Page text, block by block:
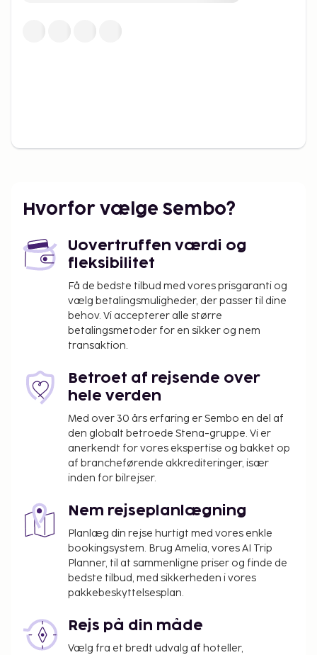
Hvorfor vælge Sembo?
Uovertruffen værdi og
fleksibilitet
Få de bedste tilbud med vores prisgaranti og
vælg betalingsmuligheder, der passer til dine
behov. Vi accepterer alle større
betalingsmetoder for en sikker og nem
transaktion.
Betroet af rejsende over
hele verden
Med over 30 års erfaring er Sembo en del af
den globalt betroede Stena-gruppe. Vi er
anerkendt for vores ekspertise og bakket op
af brancheførende akkrediteringer, især
inden for bilrejser.
Nem rejseplanlægning
Planlæg din rejse hurtigt med vores enkle
bookingsystem. Brug Amelia, vores AI Trip
Planner, til at sammenligne priser og finde de
bedste tilbud, med sikkerheden i vores
pakkebeskyttelsesplan.
Rejs på din måde
Vælg fra et bredt udvalg af hoteller,